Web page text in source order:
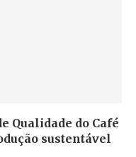
Qualidade do Café
sustentável